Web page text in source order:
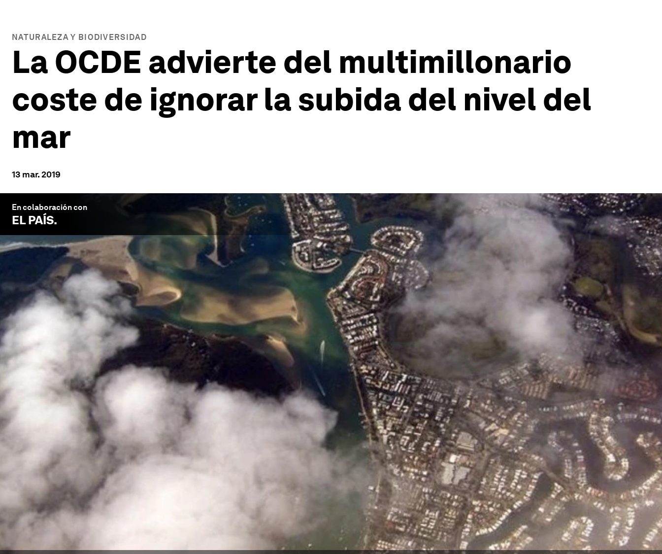
NATURALEZA Y BIODIVERSIDAD
La OCDE advierte del multimillonario
coste de ignorar la subida del nivel del
mar
13 mar. 2019
En colaboración con
EL PAÍS.